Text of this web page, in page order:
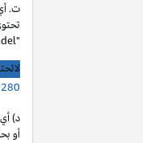
ت.
"ammazon" "ammazon" "kindel" (كل ما ذكر "تنسيبات مدفوعة محظورة").
د)
أو